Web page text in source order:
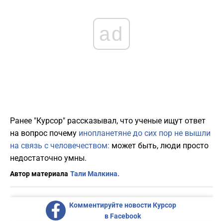
ad
Ранее "Курсор" рассказывал, что ученые ищут ответ
на вопрос почему инопланетяне до сих пор не вышли
на связь с человечеством: может быть, люди просто
недостаточно умны.
Автор материала Тали Малкина.
Комментируйте новости Курсор
в Facebook